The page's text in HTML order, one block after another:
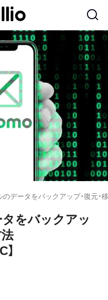
データをバックアップ・復元・
をバックアッ